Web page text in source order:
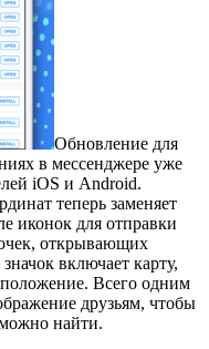
Обновление для
в мессенджере уже
iOS и Android.
теперь заменяет
иконок для отправки
открывающих
включает карту,
Всего одним
друзьям, чтобы
найти.